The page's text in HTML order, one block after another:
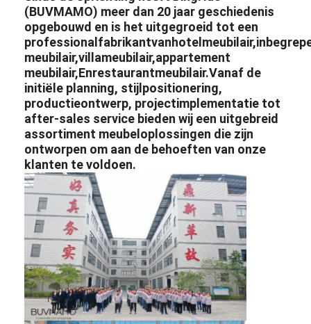
(BUVMAMO) meer dan 20 jaar geschiedenis
opgebouwd en is het uitgegroeid tot een
professionalfabrikantvanhotelmeubilair,
meubilair,villameubilair,appartement
meubilair,Enrestaurantmeubilair.Vanaf de
initiële planning, stijlpositionering,
productieontwerp, projectimplementatie tot
after-sales service bieden wij een uitgebreid
assortiment meubeloplossingen die zijn
ontworpen om aan de behoeften van onze
klanten te voldoen.